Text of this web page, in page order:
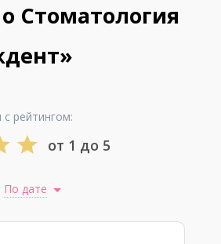
Стоматология
рейтингом:
от 1 до 5
По дате